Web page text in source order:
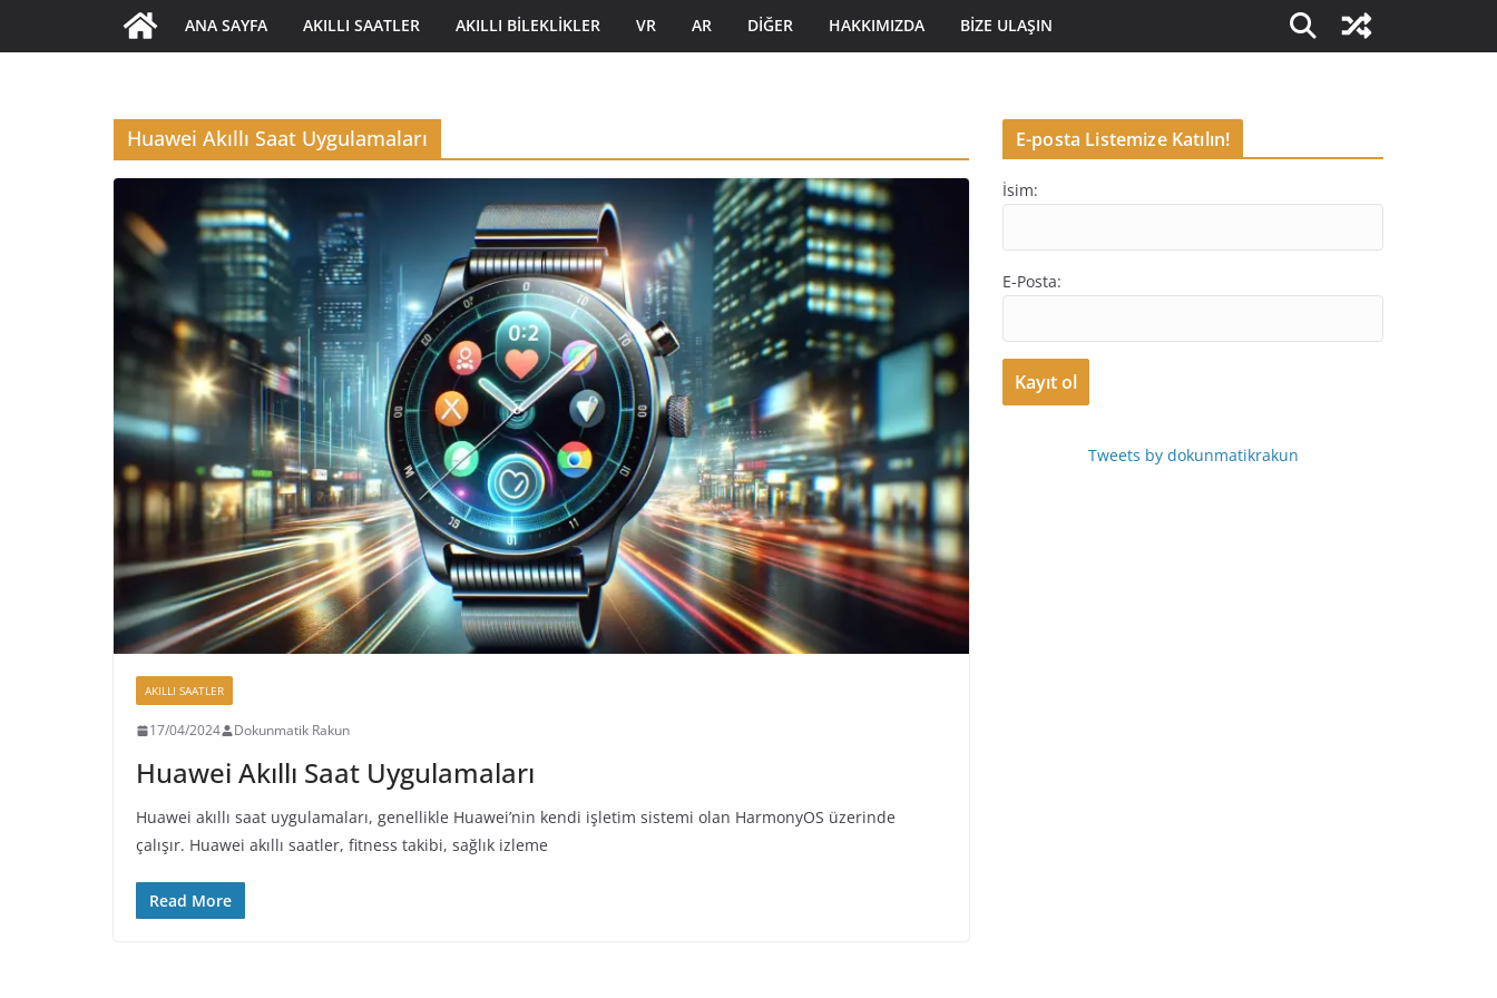
ANA SAYFA AKILLI SAATLER AKILLI BILEKLIKLER VR AR DIĞER HAKKIMIZDA BIZE ULAŞIN
Huawei Akıllı Saat Uygulamaları
AKILLI SAATLER
17/04/2024 Dokunmatik Rakun
Huawei Akıllı Saat Uygulamaları
Huawei akıllı saat uygulamaları, genellikle Huawei’nin kendi işletim sistemi olan HarmonyOS üzerinde
çalışır. Huawei akıllı saatler, fitness takibi, sağlık izleme
Read More
E-posta Listemize Katılın!
İsim:
E-Posta:
Tweets by dokunmatikrakun